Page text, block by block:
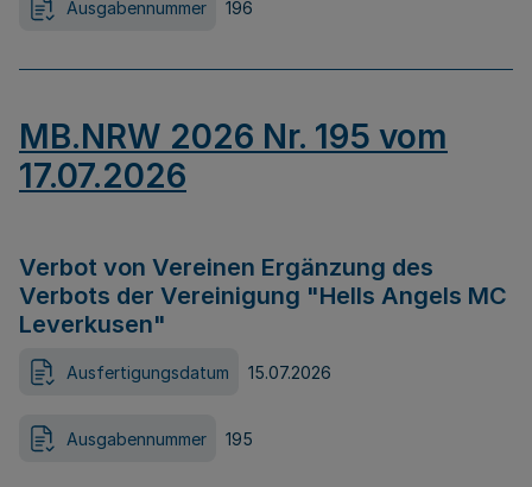
Ausgabennummer 196
MB.NRW 2026 Nr. 195 vom
17.07.2026
Verbot von Vereinen Ergänzung des
Verbots der Vereinigung "Hells Angels MC
Leverkusen"
Ausfertigungsdatum 15.07.2026
Ausgabennummer 195